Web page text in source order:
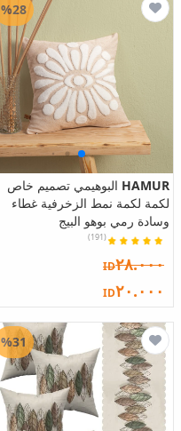
HAMUR البوهيمي تصميم خاص
لكمة لكمة نمط الزخرفية غطاء
وسادة رمي بوهو البيج
(191)
ID٢٨.٠٠٠
ID٢٠.٠٠٠
%28
%31